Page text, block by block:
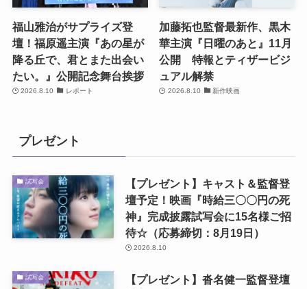
福山雅治がサプライズ登
壇！福原遥主演『あの星が
降る丘で、君とまた出会い
たい。』公開記念舞台挨拶
2026.8.10 レポート
加藤拓也監督最新作、黒木
華主演『日曜のあと』11月
公開 特報とティザービジ
ュアル解禁
2026.8.10 新作映画
プレゼント
試写会
【プレゼント】キャスト＆監督登
壇予定！映画『時給三〇〇円の死
神』完成披露試写会に15名様ご招
待☆（応募締切：8月19日）
2026.8.10
試写会
【プレゼント】沓名健一監督登壇